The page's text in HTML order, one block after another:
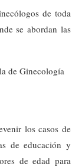
de toda
se abordan las
de Ginecología
los casos de
de educación y
de edad para